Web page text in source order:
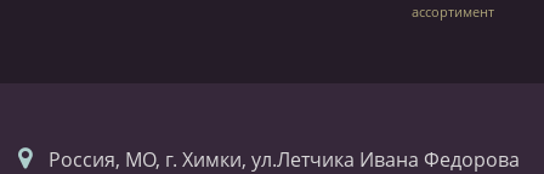
ассортимент
Россия, МО, г. Химки, ул.Летчика Ивана Федорова